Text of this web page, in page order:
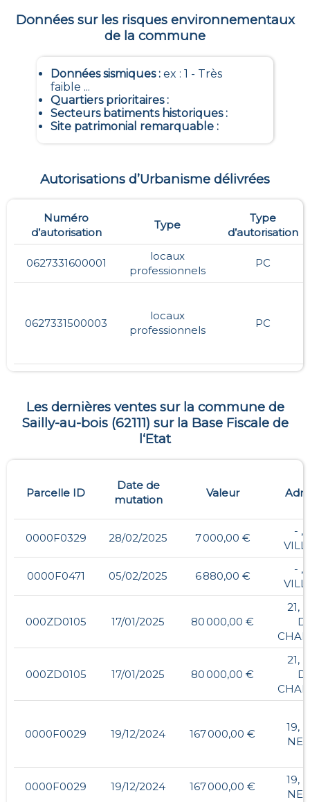
Données sur les risques environnementaux
de la commune
Données sismiques: ex : 1 - Très
faible ...
Quartiers prioritaires:
Secteurs batiments historiques:
Site patrimonial remarquable:
Autorisations d’Urbanisme délivrées
Numéro
d’autorisation
Type
Type
d’autorisation
0627331600001
locaux
professionnels
PC
0627331500003
locaux
professionnels
PC
Les dernières ventes sur la commune de
Sailly-au-bois(62111) sur la Base Fiscale de
l‘Etat
Parcelle ID
Date de
mutation
Valeur
0000F0329 28/02/2025 7 000,00 €
- ,
0000F0471 05/02/2025 6 880,00 €
- ,
000ZD0105 17/01/2025 80 000,00 €
21,
000ZD0105 17/01/2025 80 000,00 €
21,
0000F0029 19/12/2024 167 000,00 €
19,
0000F0029 19/12/2024 167 000,00 €
19,